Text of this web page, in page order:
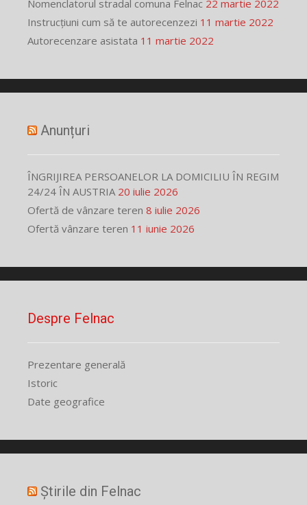
Nomenclatorul stradal comuna Felnac 22 martie 2022
Instrucțiuni cum să te autorecenzezi 11 martie 2022
Autorecenzare asistata 11 martie 2022
Anunțuri
ÎNGRIJIREA PERSOANELOR LA DOMICILIU ÎN REGIM
24/24 ÎN AUSTRIA 20 iulie 2026
Ofertă de vânzare teren 8 iulie 2026
Ofertă vânzare teren 11 iunie 2026
Despre Felnac
Prezentare generală
Istoric
Date geografice
Știrile din Felnac